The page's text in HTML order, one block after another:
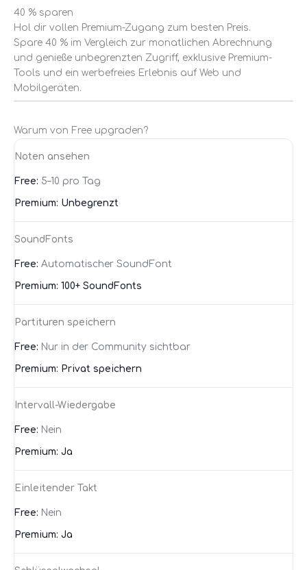
40 % sparen
Hol dir vollen Premium-Zugang zum besten Preis.
Spare 40 % im Vergleich zur monatlichen Abrechnung
und genieße unbegrenzten Zugriff, exklusive Premium-
Tools und ein werbefreies Erlebnis auf Web und
Mobilgeräten.
Warum von Free upgraden?
Noten ansehen
5–10 pro Tag
Unbegrenzt
SoundFonts
Automatischer SoundFont
100+ SoundFonts
Partituren speichern
Nur in der Community sichtbar
Privat speichern
Intervall-Wiedergabe
Nein
Ja
Einleitender Takt
Nein
Ja